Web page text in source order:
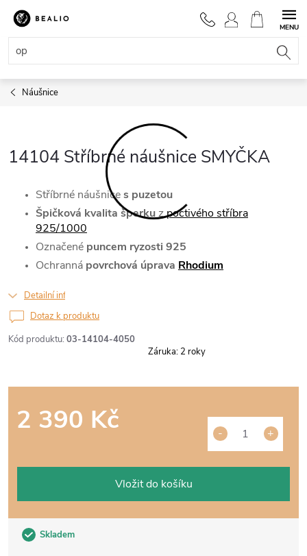
Přejít
obsah
NÁKUPNÍ
KOŠÍK
Náušnice
14104 Stříbrné náušnice SMYČKA
Kód produktu: 03-14104-4050
Stříbrné náušnices puzetou
Špičková kvalita šperkuzpoctivého stříbra
925/1000
Označené puncem ryzosti 925
Ochranná povrchová úprava Rhodium
Detailní informace
Skladem
2 390 Kč
Vložit do košíku
Dotaz k produktu
Záruka: 2 roky